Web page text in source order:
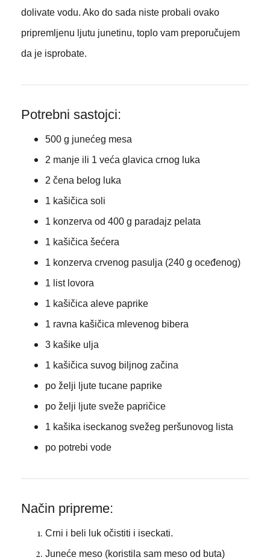
dolivate vodu. Ako do sada niste probali ovako
pripremljenu ljutu junetinu, toplo vam preporučujem
da je isprobate.
Potrebni sastojci:
500 g junećeg mesa
2 manje ili 1 veća glavica crnog luka
2 čena belog luka
1 kašičica soli
1 konzerva od 400 g paradajz pelata
1 kašičica šećera
1 konzerva crvenog pasulja (240 g oceđenog)
1 list lovora
1 kašičica aleve paprike
1 ravna kašičica mlevenog bibera
3 kašike ulja
1 kašičica suvog biljnog začina
po želji ljute tucane paprike
po želji ljute sveže papričice
1 kašika iseckanog svežeg peršunovog lista
po potrebi vode
Način pripreme:
Crni i beli luk očistiti i iseckati.
Juneće meso (koristila sam meso od buta)